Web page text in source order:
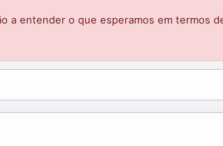
a entender o que esperamos em termos